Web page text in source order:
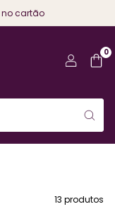
no cartão
0
13 produtos